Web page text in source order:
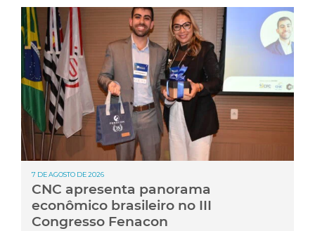
7 DE AGOSTO DE 2026
CNC apresenta panorama
econômico brasileiro no III
Congresso Fenacon